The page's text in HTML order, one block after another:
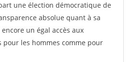
une élection démocratique de
absolue quant à sa
un égal accès aux
pour les hommes comme pour